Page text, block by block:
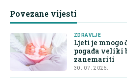
Povezane vijesti
ZDRAVLJE
Ljeti je mnogo
pogađa veliki
zanemariti
30. 07. 2026.